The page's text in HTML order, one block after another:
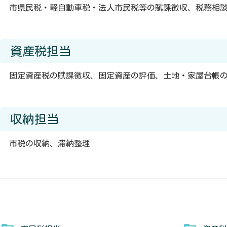
市県民税・軽自動車税・法人市民税等の賦課徴収、税務相
資産税担当
固定資産税の賦課徴収、固定資産の評価、土地・家屋台帳
収納担当
市税の収納、滞納整理